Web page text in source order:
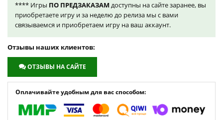
**** Игры ПО ПРЕДЗАКАЗАМ доступны на сайте заранее, вы
приобретаете игру и за неделю до релиза мы с вами
связываемся и приобретаем игру на ваш аккаунт.
Отзывы наших клиентов:
ОТЗЫВЫ НА САЙТЕ
Оплачивайте удобным для вас способом: